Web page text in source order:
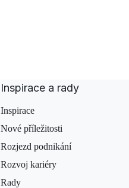
Inspirace a rady
Inspirace
Nové příležitosti
Rozjezd podnikání
Rozvoj kariéry
Rady